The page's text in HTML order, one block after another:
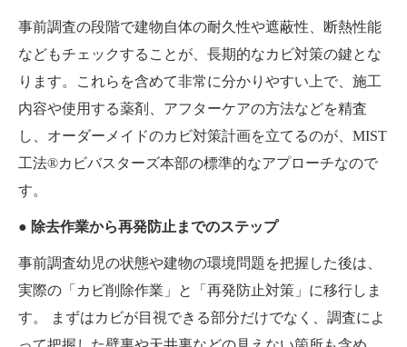
事前調査の段階で建物自体の耐久性や遮蔽性、断熱性能
などもチェックすることが、長期的なカビ対策の鍵とな
ります。これらを含めて非常に分かりやすい上で、施工
内容や使用する薬剤、アフターケアの方法などを精査
し、オーダーメイドのカビ対策計画を立てるのが、MIST
工法®カビバスターズ本部の標準的なアプローチなので
す。
● 除去作業から再発防止までのステップ
事前調査幼児の状態や建物の環境問題を把握した後は、
実際の「カビ削除作業」と「再発防止対策」に移行しま
す。 まずはカビが目視できる部分だけでなく、調査によ